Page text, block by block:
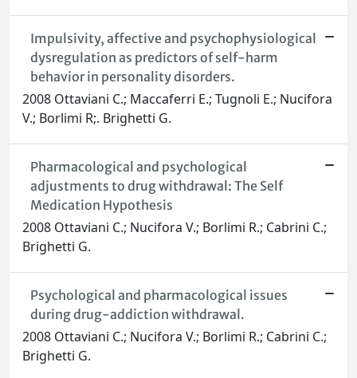
Impulsivity, affective and psychophysiological
dysregulation as predictors of self-harm
behavior in personality disorders.
2008 Ottaviani C.; Maccaferri E.; Tugnoli E.; Nucifora
V.; Borlimi R;. Brighetti G.
Pharmacological and psychological
adjustments to drug withdrawal: The Self
Medication Hypothesis
2008 Ottaviani C.; Nucifora V.; Borlimi R.; Cabrini C.;
Brighetti G.
Psychological and pharmacological issues
during drug-addiction withdrawal.
2008 Ottaviani C.; Nucifora V.; Borlimi R.; Cabrini C.;
Brighetti G.